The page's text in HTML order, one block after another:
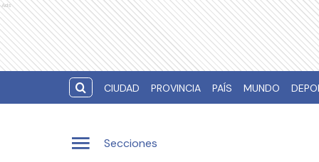
Ads
CIUDAD PROVINCIA PAÍS MUNDO
Secciones